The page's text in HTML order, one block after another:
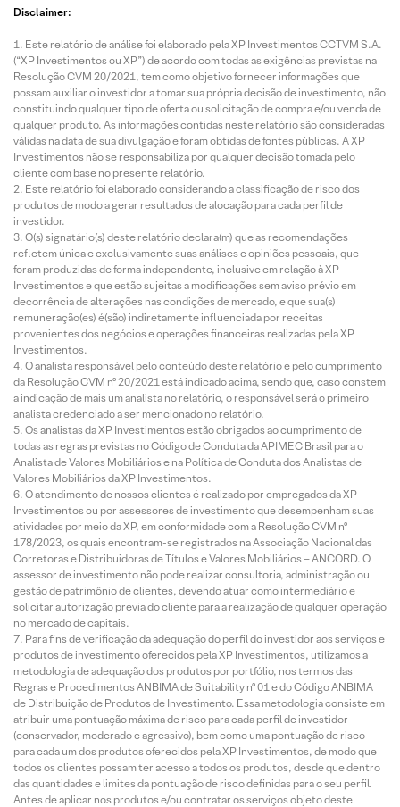
Disclaimer:
Este relatório de análise foi elaborado pela XP Investimentos CCTVM S.A.
(“XP Investimentos ou XP”) de acordo com todas as exigências previstas na
Resolução CVM 20/2021, tem como objetivo fornecer informações que
possam auxiliar o investidor a tomar sua própria decisão de investimento, não
constituindo qualquer tipo de oferta ou solicitação de compra e/ou venda de
qualquer produto. As informações contidas neste relatório são consideradas
válidas na data de sua divulgação e foram obtidas de fontes públicas. A XP
Investimentos não se responsabiliza por qualquer decisão tomada pelo
cliente com base no presente relatório.
Este relatório foi elaborado considerando a classificação de risco dos
produtos de modo a gerar resultados de alocação para cada perfil de
investidor.
O(s) signatário(s) deste relatório declara(m) que as recomendações
refletem única e exclusivamente suas análises e opiniões pessoais, que
foram produzidas de forma independente, inclusive em relação à XP
Investimentos e que estão sujeitas a modificações sem aviso prévio em
decorrência de alterações nas condições de mercado, e que sua(s)
remuneração(es) é(são) indiretamente influenciada por receitas
provenientes dos negócios e operações financeiras realizadas pela XP
Investimentos.
O analista responsável pelo conteúdo deste relatório e pelo cumprimento
da Resolução CVM nº 20/2021 está indicado acima, sendo que, caso constem
a indicação de mais um analista no relatório, o responsável será o primeiro
analista credenciado a ser mencionado no relatório.
Os analistas da XP Investimentos estão obrigados ao cumprimento de
todas as regras previstas no Código de Conduta da APIMEC Brasil para o
Analista de Valores Mobiliários e na Política de Conduta dos Analistas de
Valores Mobiliários da XP Investimentos.
O atendimento de nossos clientes é realizado por empregados da XP
Investimentos ou por assessores de investimento que desempenham suas
atividades por meio da XP, em conformidade com a Resolução CVM nº
178/2023, os quais encontram-se registrados na Associação Nacional das
Corretoras e Distribuidoras de Títulos e Valores Mobiliários – ANCORD. O
assessor de investimento não pode realizar consultoria, administração ou
gestão de patrimônio de clientes, devendo atuar como intermediário e
solicitar autorização prévia do cliente para a realização de qualquer operação
no mercado de capitais.
Para fins de verificação da adequação do perfil do investidor aos serviços e
produtos de investimento oferecidos pela XP Investimentos, utilizamos a
metodologia de adequação dos produtos por portfólio, nos termos das
Regras e Procedimentos ANBIMA de Suitability nº 01 e do Código ANBIMA
de Distribuição de Produtos de Investimento. Essa metodologia consiste em
atribuir uma pontuação máxima de risco para cada perfil de investidor
(conservador, moderado e agressivo), bem como uma pontuação de risco
para cada um dos produtos oferecidos pela XP Investimentos, de modo que
todos os clientes possam ter acesso a todos os produtos, desde que dentro
das quantidades e limites da pontuação de risco definidas para o seu perfil.
Antes de aplicar nos produtos e/ou contratar os serviços objeto deste